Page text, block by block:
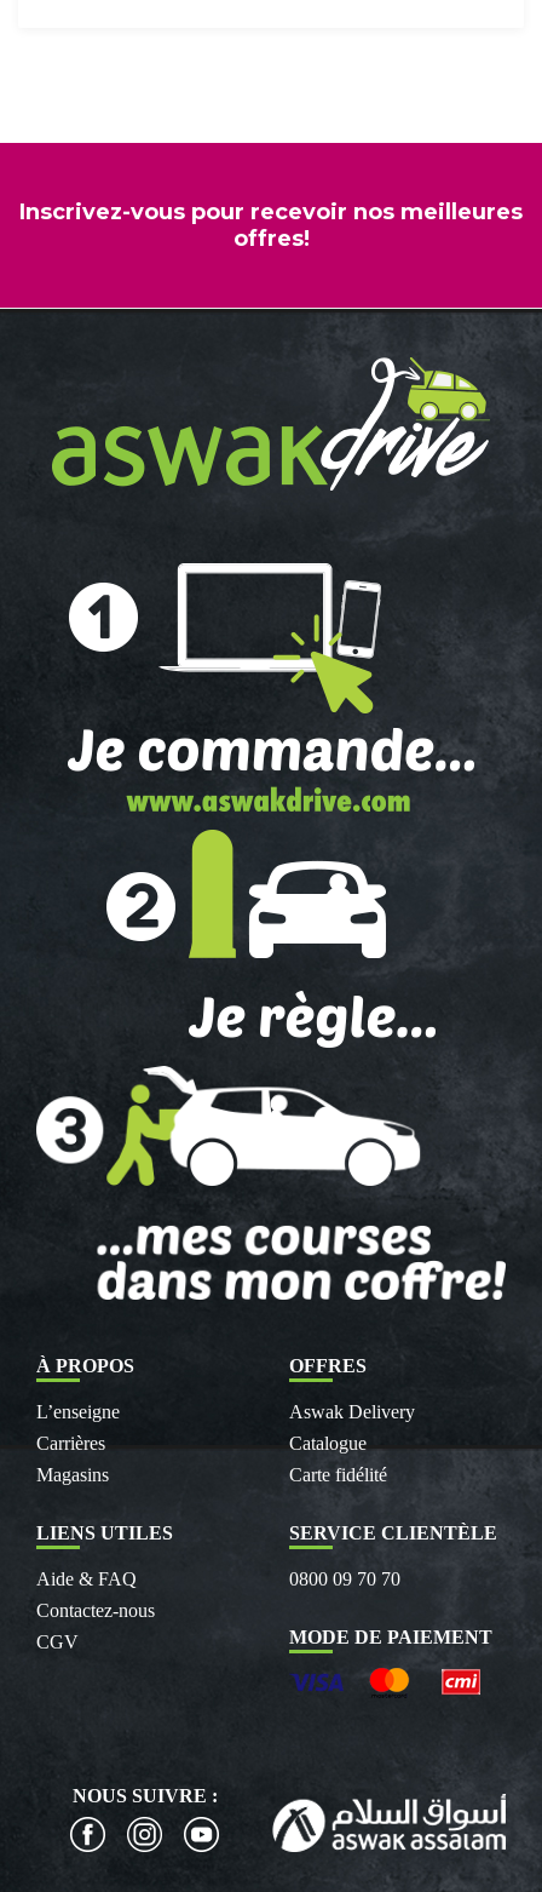
Inscrivez-vous pour recevoir nos meilleures
offres!
À PROPOS
L’enseigne
Carrières
Magasins
OFFRES
Aswak Delivery
Catalogue
Carte fidélité
LIENS UTILES
Aide & FAQ
Contactez-nous
CGV
SERVICE CLIENTÈLE
0800 09 70 70
MODE DE PAIEMENT
NOUS SUIVRE :